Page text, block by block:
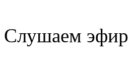
Слушаем эфир